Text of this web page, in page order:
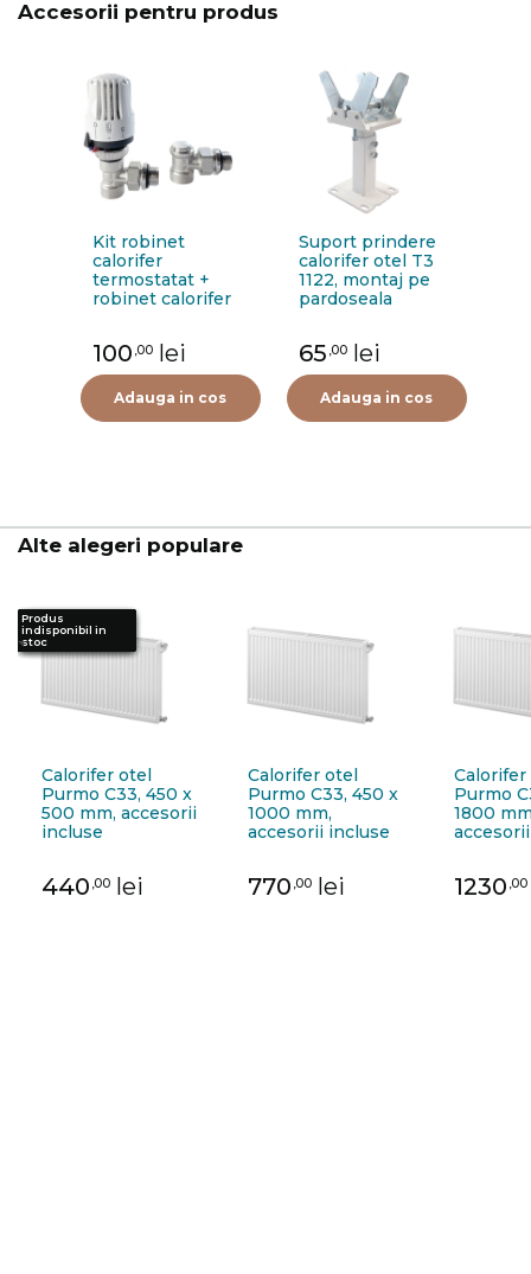
Accesorii pentru produs
Kit robinet
calorifer
termostatat +
robinet calorifer
FIG01213502I0011,
alama, 1/2"
100 ,00 lei
Adauga in cos
Suport prindere
calorifer otel T3
1122, montaj pe
pardoseala
65 ,00 lei
Adauga in cos
Alte alegeri populare
Calorifer otel
Purmo C33, 450 x
500 mm, accesorii
incluse
440 ,00 lei
Produs
indisponibil in
stoc
Calorifer otel
Purmo C33, 450 x
1000 mm,
accesorii incluse
770 ,00 lei
Produs
indisponibil in
stoc
Purmo
1800
1230 ,00
Produs
indisponibil in
stoc
Produs
indisponibil in
stoc
Produs
indisponibil in
stoc